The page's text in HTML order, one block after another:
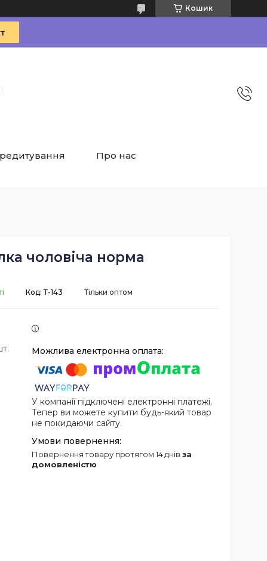
Кошик
Про нас
чоловіча норма
Тільки оптом
Код: Т-143
У компанії підключені електронні платежі.
Тепер ви можете купити будь-який товар
не покидаючи сайту.
повернення товару протягом 14 днів за
домовленістю